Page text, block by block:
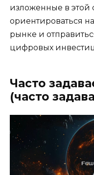
изложенные в этой
ориентироваться
рынке и
цифровых
Часто
(часто